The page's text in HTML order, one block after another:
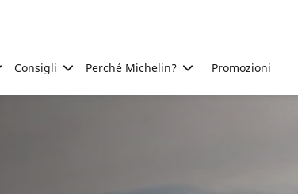
Consigli Perché Michelin? Promozioni